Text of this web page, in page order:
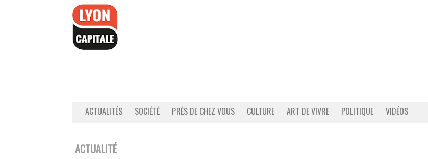
ACTUALITÉS SOCIÉTÉ PRÈS DE CHEZ VOUS CULTURE ART DE VIVRE POLITIQUE VIDÉOS
ACTUALITÉ